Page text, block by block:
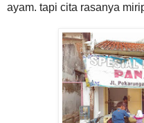
ayam. tapi cita rasanya